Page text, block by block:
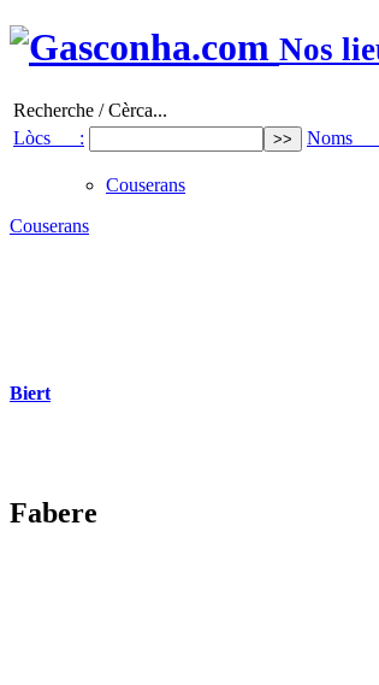
Nos
Recherche / Cèrca...
Lòcs :
Noms
Couserans
Couserans
Biert
Fabere